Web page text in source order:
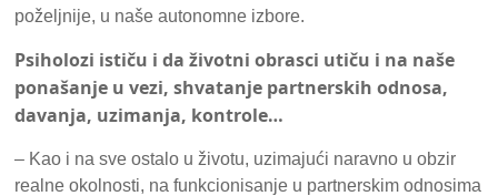
poželjnije, u naše autonomne izbore.
Psiholozi ističu i da životni obrasci utiču i na naše
ponašanje u vezi, shvatanje partnerskih odnosa,
davanja, uzimanja, kontrole…
– Kao i na sve ostalo u životu, uzimajući naravno u obzir
realne okolnosti, na funkcionisanje u partnerskim odnosima